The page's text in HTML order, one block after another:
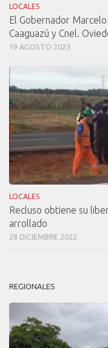
LOCALES
El Gobernador
Caaguazú y Cnel.
19 AGOSTO 2023
LOCALES
Recluso obtiene su
arrollado
28 DICIEMBRE 2022
REGIONALES